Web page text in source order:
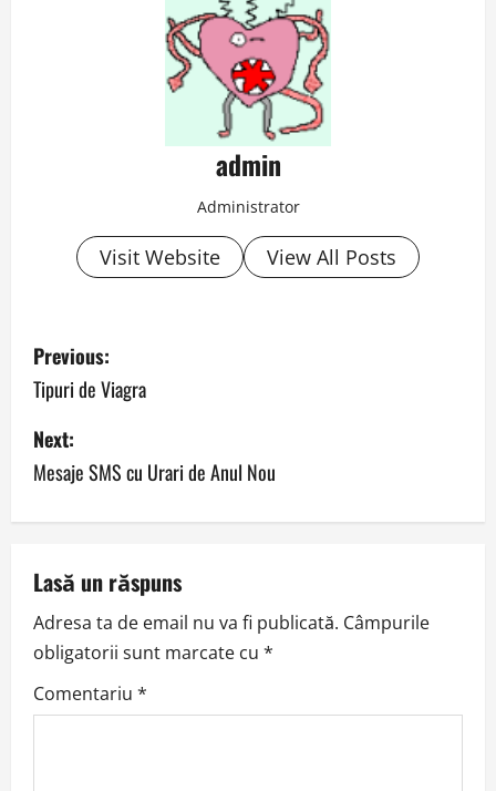
admin
Administrator
Visit Website View All Posts
P
o
s
t
n
a
v
i
g
Previous:
Tipuri de Viagra
Next:
Mesaje SMS cu Urari de Anul Nou
Lasă un răspuns
Adresa ta de email nu va fi publicată. Câmpurile
obligatorii sunt marcate cu *
Comentariu *